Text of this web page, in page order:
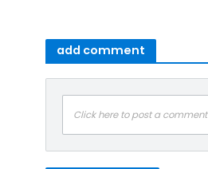
add comment
Click here to post a comment